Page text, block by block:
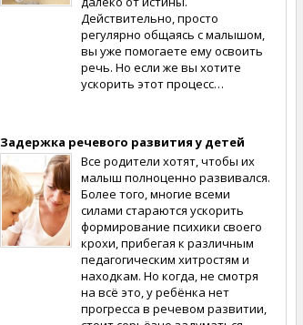
Действительно, просто
регулярно общаясь с малышом,
вы уже помогаете ему освоить
речь. Но если же вы хотите
ускорить этот процесс…
Задержка речевого развития у детей
Все родители хотят, чтобы их
малыш полноценно развивался.
Более того, многие всеми
силами стараются ускорить
формирование психики своего
крохи, прибегая к различным
педагогическим хитростям и
находкам. Но когда, не смотря
на всё это, у ребёнка нет
прогресса в речевом развитии,